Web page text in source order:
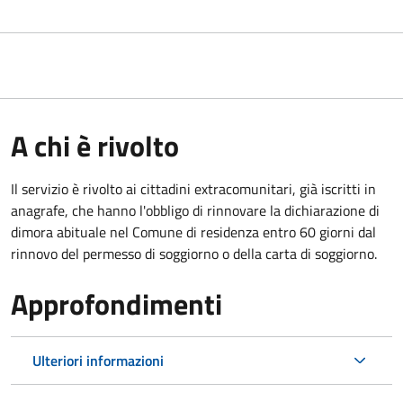
A chi è rivolto
Il servizio è rivolto ai cittadini extracomunitari, già iscritti in
anagrafe, che hanno l'obbligo di rinnovare la dichiarazione di
dimora abituale nel Comune di residenza entro 60 giorni dal
rinnovo del permesso di soggiorno o della carta di soggiorno.
Approfondimenti
Ulteriori informazioni